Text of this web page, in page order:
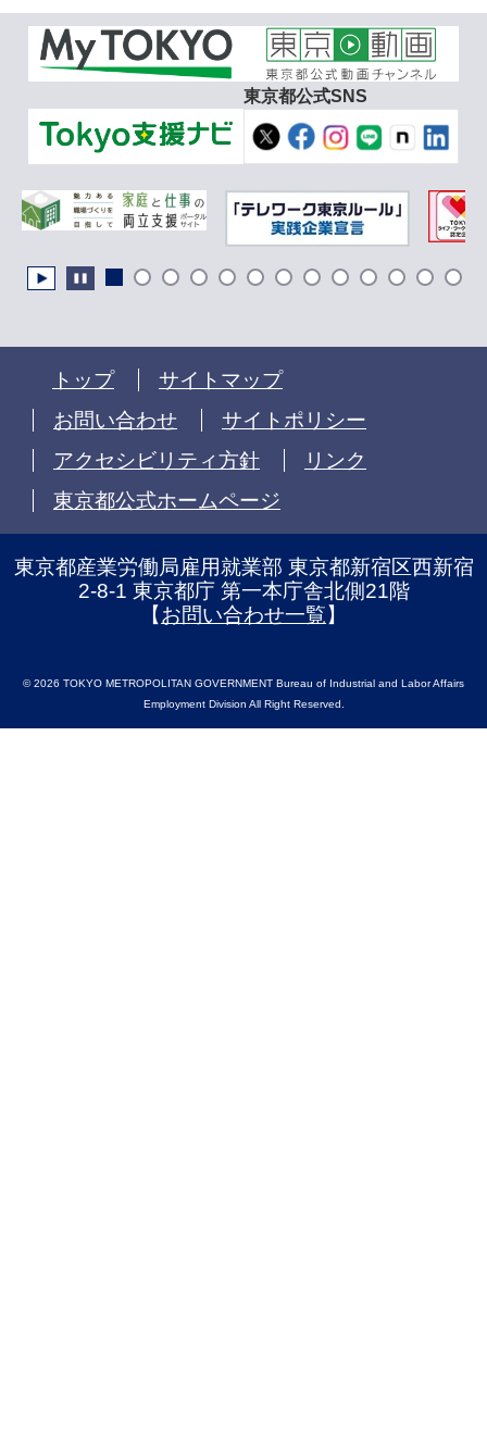
東京都公式SNS
トップ
サイトマップ
お問い合わせ
サイトポリシー
アクセシビリティ方針
リンク
東京都公式ホームページ
東京都産業労働局雇用就業部 東京都新宿区西新宿
2-8-1 東京都庁 第一本庁舎北側21階
【お問い合わせ一覧】
© 2026 TOKYO METROPOLITAN GOVERNMENT Bureau of Industrial and Labor Affairs
Employment Division All Right Reserved.